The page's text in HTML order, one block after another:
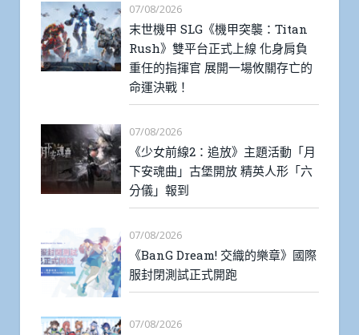
07/08/2026
末世機甲 SLG《機甲突襲：Titan
Rush》雙平台正式上線 化身肩負
重任的指揮官 展開一場攸關存亡的
命運決戰！
07/08/2026
《少女前線2：追放》主題活動「月
下安魂曲」古堡開放 精英人形「六
分儀」報到
07/08/2026
《BanG Dream! 交織的樂章》國際
服封閉測試正式開跑
07/08/2026